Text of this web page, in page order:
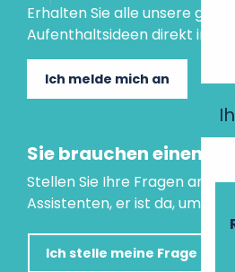
Erhalten Sie alle unsere guten
Aufenthaltsideen direkt in Ihre
Ich melde mich an
Sie brauchen einen Rat?
Stellen Sie Ihre Fragen an
Assistenten, er ist da, um
Ich stelle meine Frage